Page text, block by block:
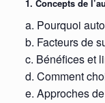
1. Concepts de
a. Pourquoi
b. Facteurs de
c. Bénéfices et
d. Comment
e. Approches